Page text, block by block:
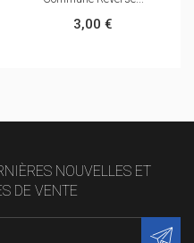
3,00 €
NOUVELLES ET
DE VENTE